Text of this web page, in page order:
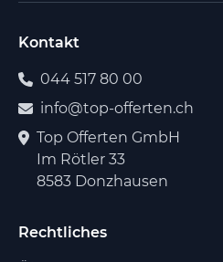
Kontakt
044 517 80 00
info@top-offerten.ch
Top Offerten GmbH
Im Rötler 33
8583 Donzhausen
Rechtliches